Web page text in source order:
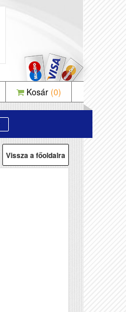
Kosár (0)
Vissza a főoldalra